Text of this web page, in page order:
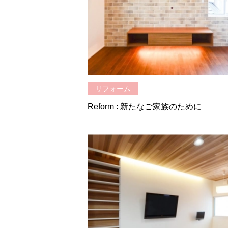
リフォーム
Reform : 新たなご家族のために